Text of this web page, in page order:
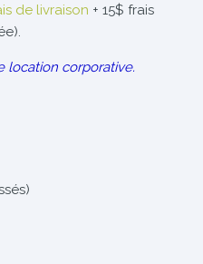
de livraison + 15$ frais
location corporative.